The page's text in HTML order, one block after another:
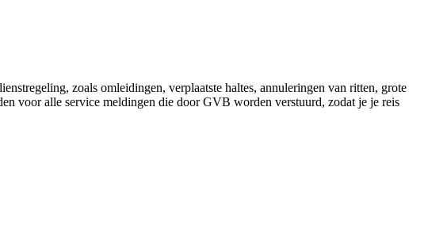
zoals omleidingen, verplaatste haltes, annuleringen van ritten, grote
voor alle service meldingen die door GVB worden verstuurd, zodat je je reis